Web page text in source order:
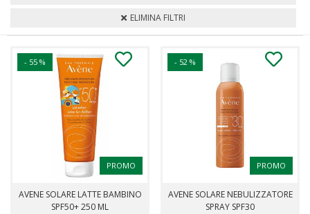
ELIMINA FILTRI
- 55 %
PROMO
AVENE SOLARE LATTE BAMBINO
SPF50+ 250 ML
- 52 %
PROMO
AVENE SOLARE NEBULIZZATORE
SPRAY SPF30